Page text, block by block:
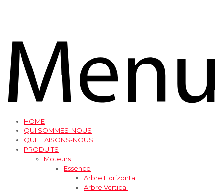
HOME
QUI SOMMES-NOUS
QUE FAISONS-NOUS
PRODUITS
Moteurs
Essence
Arbre Horizontal
Arbre Vertical